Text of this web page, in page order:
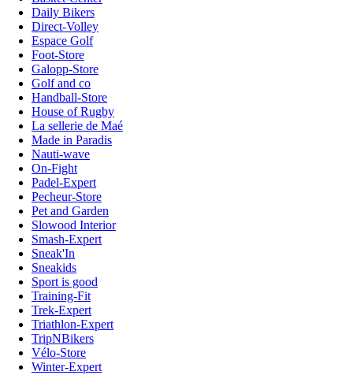
Daily Bikers
Direct-Volley
Espace Golf
Foot-Store
Galopp-Store
Golf and co
Handball-Store
House of Rugby
La sellerie de Maé
Made in Paradis
Nauti-wave
On-Fight
Padel-Expert
Pecheur-Store
Pet and Garden
Slowood Interior
Smash-Expert
Sneak'In
Sneakids
Sport is good
Training-Fit
Trek-Expert
Triathlon-Expert
TripNBikers
Vélo-Store
Winter-Expert